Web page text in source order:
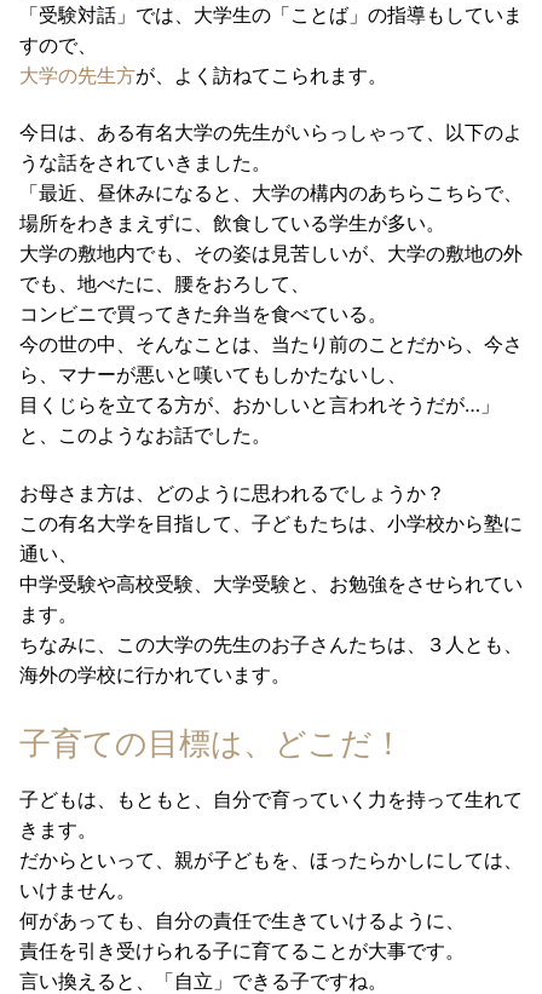
「受験対話」では、大学生の「ことば」の指導もしていま
すので、
大学の先生方が、よく訪ねてこられます。
今日は、ある有名大学の先生がいらっしゃって、以下のよ
うな話をされていきました。
「最近、昼休みになると、大学の構内のあちらこちらで、
場所をわきまえずに、飲食している学生が多い。
大学の敷地内でも、その姿は見苦しいが、大学の敷地の外
でも、地べたに、腰をおろして、
コンビニで買ってきた弁当を食べている。
今の世の中、そんなことは、当たり前のことだから、今さ
ら、マナーが悪いと嘆いてもしかたないし、
目くじらを立てる方が、おかしいと言われそうだが…」
と、このようなお話でした。
お母さま方は、どのように思われるでしょうか？
この有名大学を目指して、子どもたちは、小学校から塾に
通い、
中学受験や高校受験、大学受験と、お勉強をさせられてい
ます。
ちなみに、この大学の先生のお子さんたちは、３人とも、
海外の学校に行かれています。
子育ての目標は、どこだ！
子どもは、もともと、自分で育っていく力を持って生れて
きます。
だからといって、親が子どもを、ほったらかしにしては、
いけません。
何があっても、自分の責任で生きていけるように、
責任を引き受けられる子に育てることが大事です。
言い換えると、「自立」できる子ですね。